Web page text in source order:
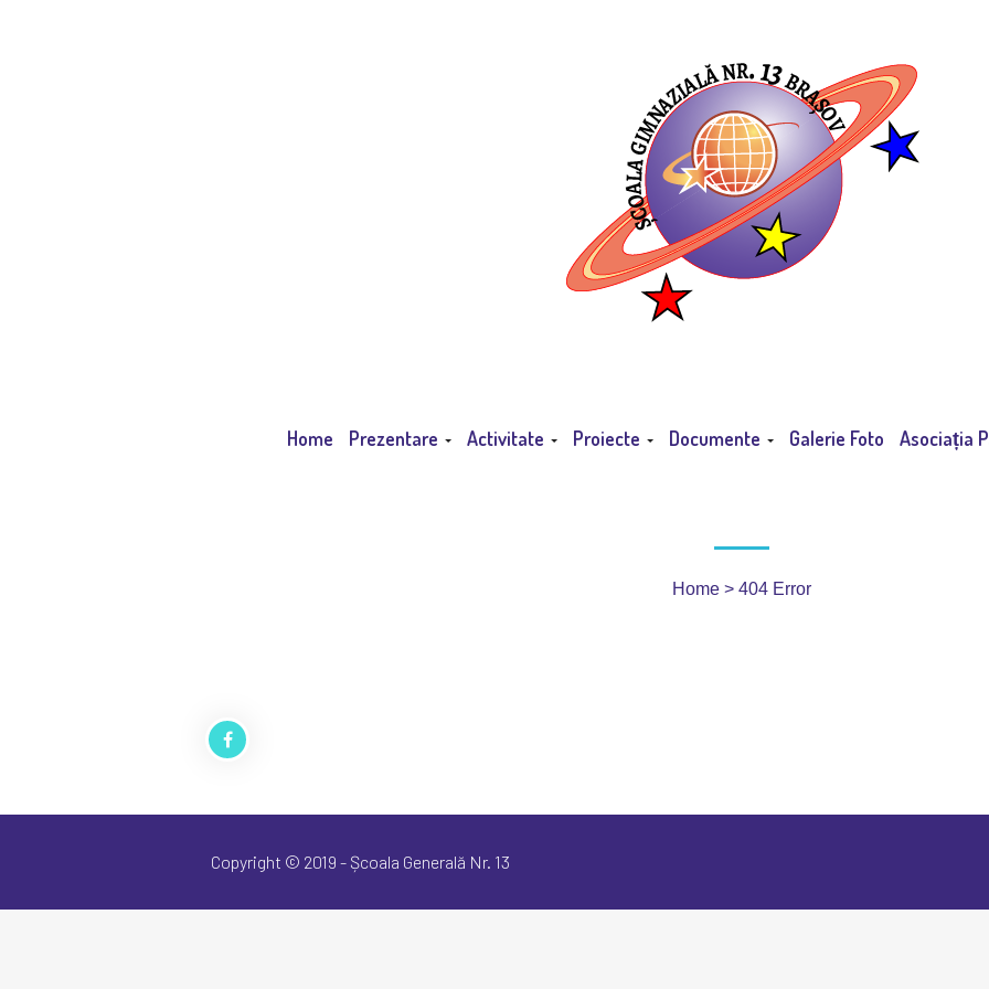
Home Prezentare Activitate Proiecte Documente Galerie Foto Asociația
Home > 404 Error
Copyright © 2019 - Școala Generală Nr. 13